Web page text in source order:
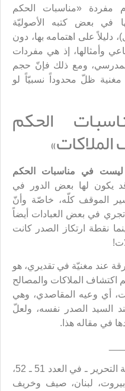
مفردة «مناسبات الحكم
في بعض كتبه الأصوليّة
على اهتمامه بها، دون
وأمثالها، إذ هي مفردات
ومع ذلك فإنّ حجم
ظلّ محدوداً نسبيّاً لو
الحكم
ليست في مناسبات الحكم
يكون لها بعض الدور في
الموقف كلّه، خاصّة وأنّ
في بعض العبادات أيضاً
نقطة ارتكاز الصدر كانت
عند مغنيّة في تقديري، هو
اكتشاف الملاكات والمصالح
أي وعيه المقاصدي، وهي
السيد الصدر نفسه، ولعلّ
في مقاله هذا.
([1]) نشر هذا المقال ـ بوصفه كلمة التحرير ـ في العدد 51 ـ 52،
بيروت، لبنان، صيف وخريف